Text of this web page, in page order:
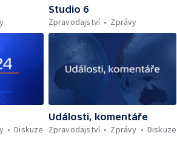
Studio 6
Zpravodajství
Zprávy
Diskuze
Události, komentáře
Zpravodajství
Zprávy Diskuze